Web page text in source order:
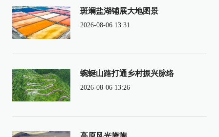
斑斓盐湖铺展大地图景
2026-08-06 13:31
蜿蜒山路打通乡村振兴脉络
2026-08-06 13:26